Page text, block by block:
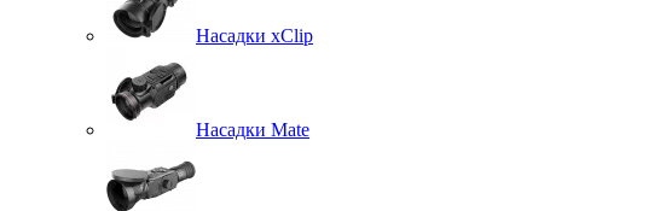
Насадки xClip
Насадки Mate